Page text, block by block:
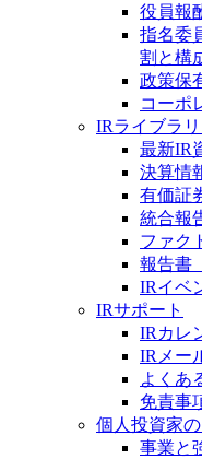
役員報
指名委
割と構
政策保
コーポ
IRライブラ
最新IR
決算情
有価証
統合報
ファク
報告書
IRイベ
IRサポート
IRカレ
IRメー
よくあ
免責事
個人投資家
事業と